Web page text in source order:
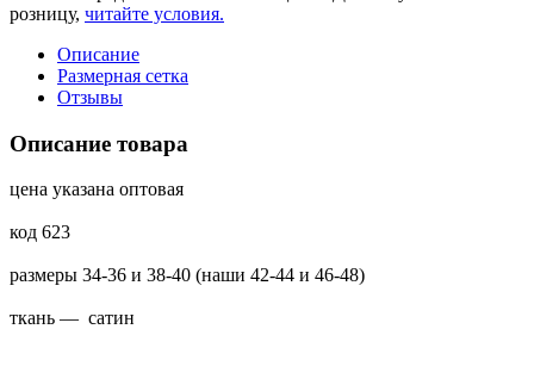
розницу, читайте условия.
Описание
Размерная сетка
Отзывы
Описание товара
цена указана оптовая
код 623
размеры 34-36 и 38-40 (наши 42-44 и 46-48)
ткань ― сатин